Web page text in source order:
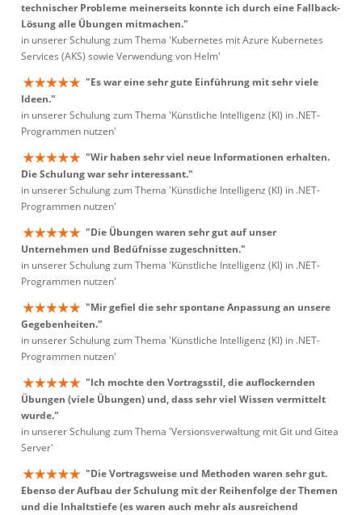
technischer Probleme meinerseits konnte ich durch eine Fallback-
Lösung alle Übungen mitmachen."
in unserer Schulung zum Thema 'Kubernetes mit Azure Kubernetes
Services (AKS) sowie Verwendung von Helm'
"Es war eine sehr gute Einführung mit sehr viele
Ideen."
in unserer Schulung zum Thema 'Künstliche Intelligenz (KI) in .NET-
Programmen nutzen'
"Wir haben sehr viel neue Informationen erhalten.
Die Schulung war sehr interessant."
in unserer Schulung zum Thema 'Künstliche Intelligenz (KI) in .NET-
Programmen nutzen'
"Die Übungen waren sehr gut auf unser
Unternehmen und Bedüfnisse zugeschnitten."
in unserer Schulung zum Thema 'Künstliche Intelligenz (KI) in .NET-
Programmen nutzen'
"Mir gefiel die sehr spontane Anpassung an unsere
Gegebenheiten."
in unserer Schulung zum Thema 'Künstliche Intelligenz (KI) in .NET-
Programmen nutzen'
"Ich mochte den Vortragsstil, die auflockernden
Übungen (viele Übungen) und, dass sehr viel Wissen vermittelt
wurde."
in unserer Schulung zum Thema 'Versionsverwaltung mit Git und Gitea
Server'
"Die Vortragsweise und Methoden waren sehr gut.
Ebenso der Aufbau der Schulung mit der Reihenfolge der Themen
und die Inhaltstiefe (es waren auch mehr als ausreichend